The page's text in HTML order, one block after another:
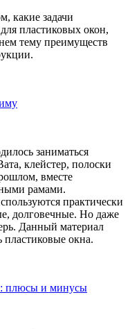
какие задачи
пластиковых окон,
тему преимуществ
заниматься
клейстер, полоски
вместе
рамами.
практически
долговечные. Но даже
Данный материал
окна.
плюсы и минусы